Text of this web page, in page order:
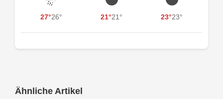
27°26° 21°21° 23°23°
Ähnliche Artikel